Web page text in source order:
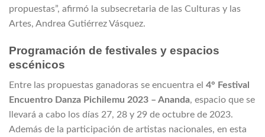
propuestas”, afirmó la subsecretaria de las Culturas y las
Artes, Andrea Gutiérrez Vásquez.
Programación de festivales y espacios
escénicos
Entre las propuestas ganadoras se encuentra el 4° Festival
Encuentro Danza Pichilemu 2023 – Ananda, espacio que se
llevará a cabo los días 27, 28 y 29 de octubre de 2023.
Además de la participación de artistas nacionales, en esta